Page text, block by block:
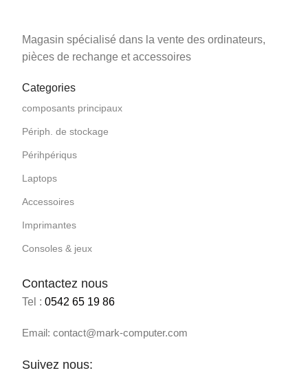
Magasin spécialisé dans la vente des ordinateurs,
pièces de rechange et accessoires
Categories
composants principaux
Périph. de stockage
Périhpériqus
Laptops
Accessoires
Imprimantes
Consoles & jeux
Contactez nous
Tel : 0542 65 19 86
Email: contact@mark-computer.com
Suivez nous: